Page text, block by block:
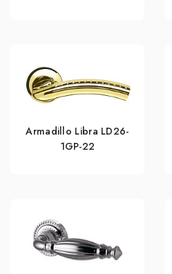
Armadillo Libra LD26-
1GP-22